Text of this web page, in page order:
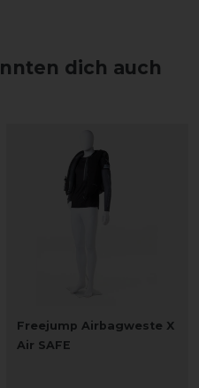
dich auch
Freejump Airbagweste X
Air SAFE